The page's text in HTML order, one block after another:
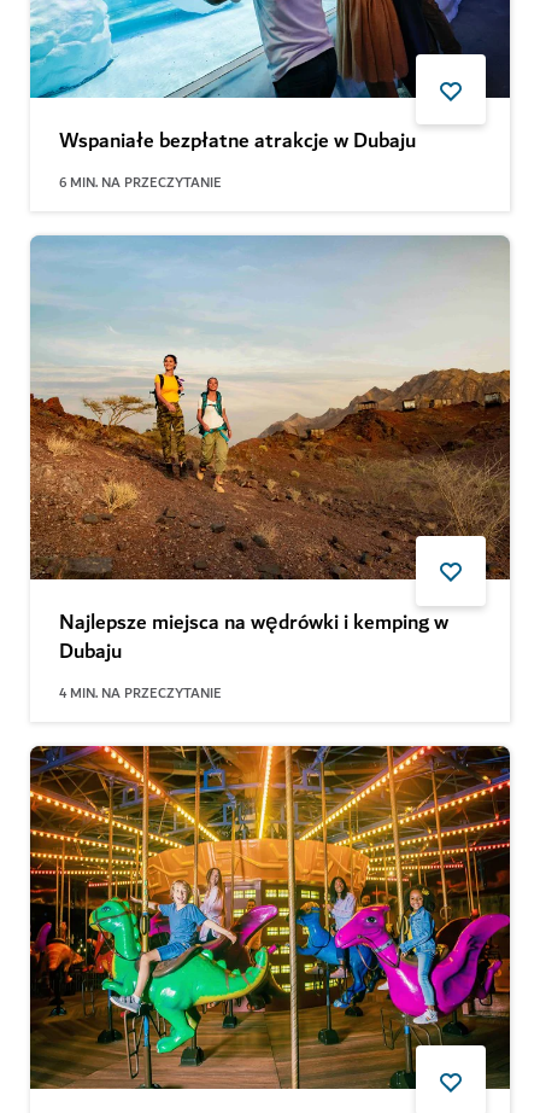
Wspaniałe bezpłatne atrakcje w Dubaju
6 MIN. NA PRZECZYTANIE
Najlepsze miejsca na wędrówki i kemping w
Dubaju
4 MIN. NA PRZECZYTANIE